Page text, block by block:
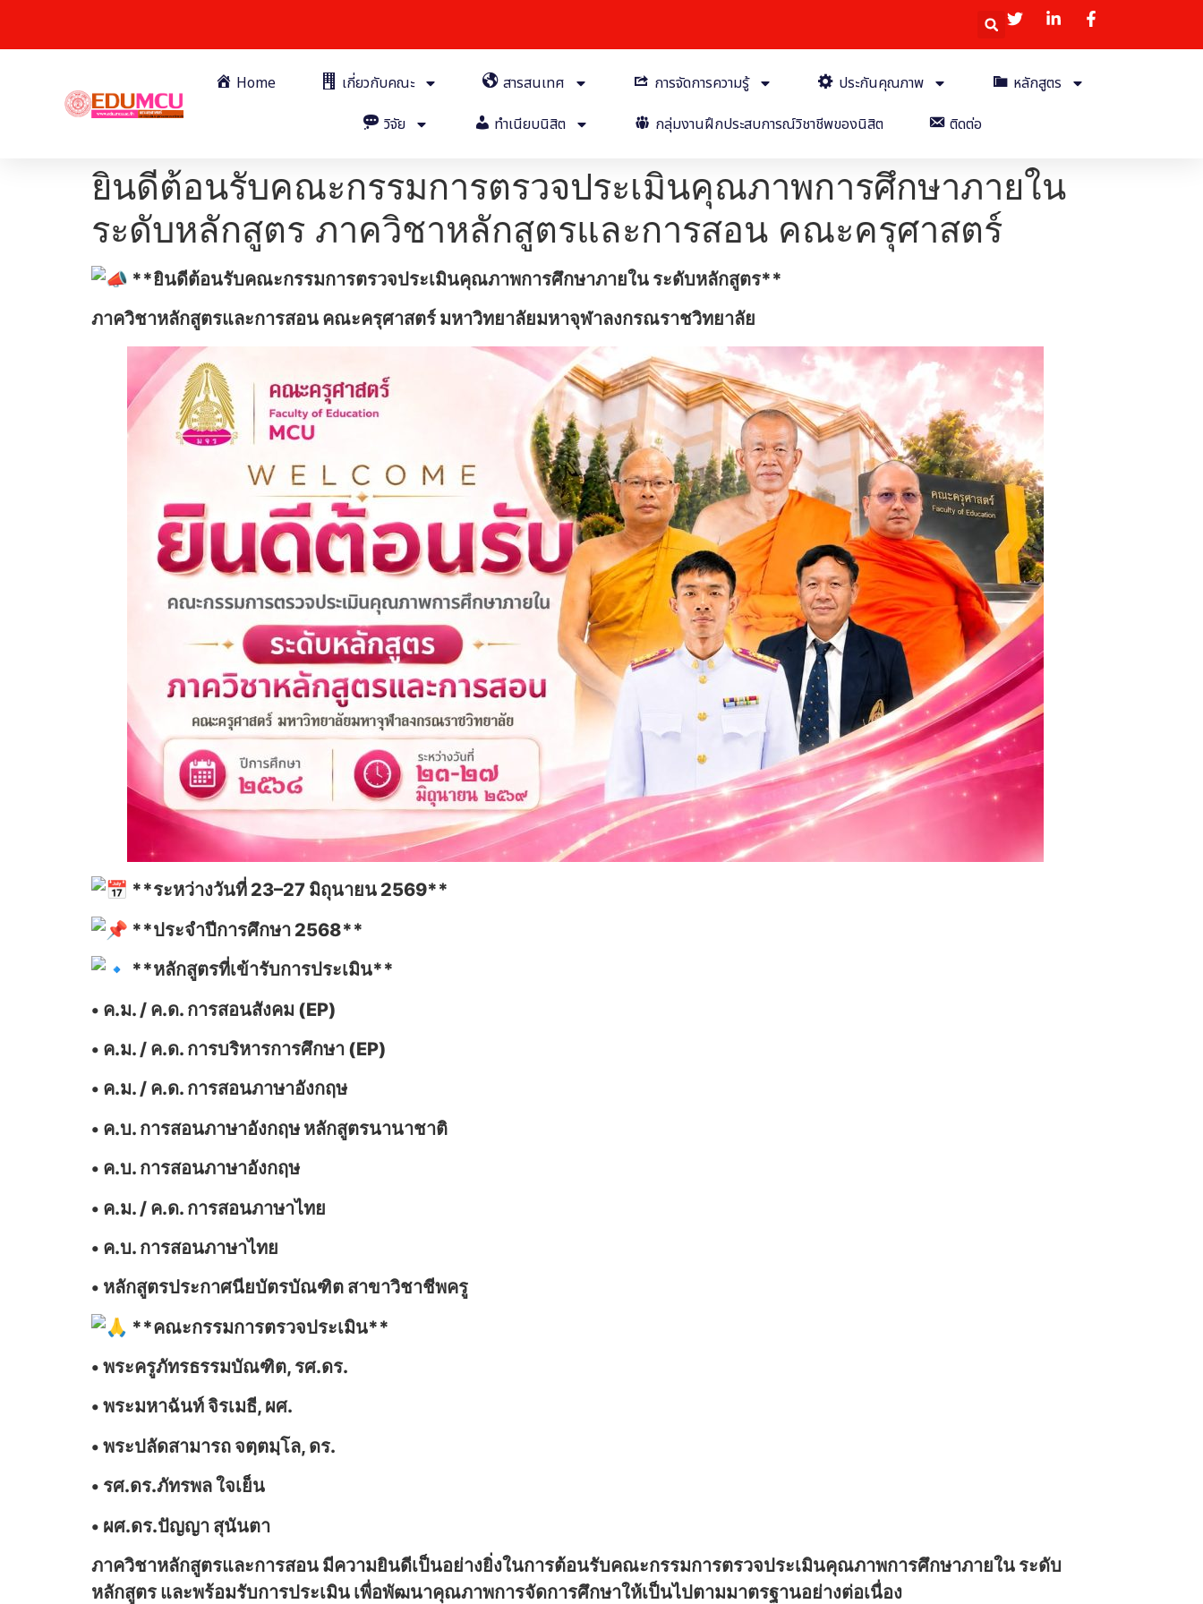
Home เกี่ยวกับคณะ สารสนเทศ การจัดการความรู้ ประกันคุณภาพ
หลักสูตร
วิจัย
ทำเนียบนิสิต กลุ่มงานฝึกประสบการณ์วิชาชีพของนิสิต ติดต่อ
ยินดีต้อนรับคณะกรรมการตรวจประเมินคุณภาพการศึกษาภายใน
ระดับหลักสูตร ภาควิชาหลักสูตรและการสอน คณะครุศาสตร์
**ยินดีต้อนรับคณะกรรมการตรวจประเมินคุณภาพการศึกษาภายใน ระดับหลักสูตร**
ภาควิชาหลักสูตรและการสอน คณะครุศาสตร์ มหาวิทยาลัยมหาจุฬาลงกรณราชวิทยาลัย
**ระหว่างวันที่ 23–27 มิถุนายน 2569**
**ประจำปีการศึกษา 2568**
**หลักสูตรที่เข้ารับการประเมิน**
• ค.ม. / ค.ด. การสอนสังคม (EP)
• ค.ม. / ค.ด. การบริหารการศึกษา (EP)
• ค.ม. / ค.ด. การสอนภาษาอังกฤษ
• ค.บ. การสอนภาษาอังกฤษ หลักสูตรนานาชาติ
• ค.บ. การสอนภาษาอังกฤษ
• ค.ม. / ค.ด. การสอนภาษาไทย
• ค.บ. การสอนภาษาไทย
• หลักสูตรประกาศนียบัตรบัณฑิต สาขาวิชาชีพครู
**คณะกรรมการตรวจประเมิน**
• พระครูภัทรธรรมบัณฑิต, รศ.ดร.
• พระมหาฉันท์ จิรเมธี, ผศ.
• พระปลัดสามารถ จตฺตมฺโล, ดร.
• รศ.ดร.ภัทรพล ใจเย็น
• ผศ.ดร.ปัญญา สุนันตา
ภาควิชาหลักสูตรและการสอน มีความยินดีเป็นอย่างยิ่งในการต้อนรับคณะกรรมการตรวจประเมินคุณภาพการศึกษาภายใน ระดับ
หลักสูตร และพร้อมรับการประเมิน เพื่อพัฒนาคุณภาพการจัดการศึกษาให้เป็นไปตามมาตรฐานอย่างต่อเนื่อง